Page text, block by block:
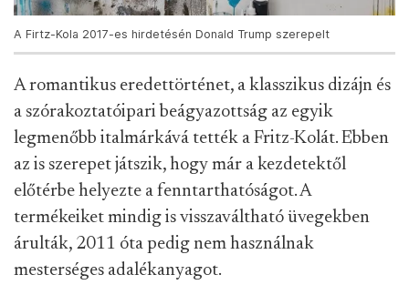
A Firtz-Kola 2017-es hirdetésén Donald Trump szerepelt
A romantikus eredettörténet, a klasszikus dizájn és
a szórakoztatóipari beágyazottság az egyik
legmenőbb italmárkává tették a Fritz-Kolát. Ebben
az is szerepet játszik, hogy már a kezdetektől
előtérbe helyezte a fenntarthatóságot. A
termékeiket mindig is visszaváltható üvegekben
árulták, 2011 óta pedig nem használnak
mesterséges adalékanyagot.